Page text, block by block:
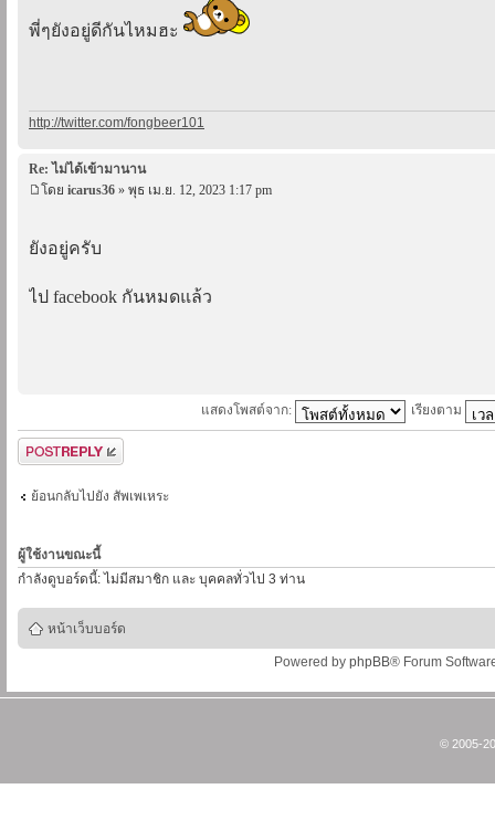
พี่ๆยังอยู่ดีกันไหมฮะ
http://twitter.com/fongbeer101
Re: ไม่ได้เข้ามานาน
โดย icarus36 » พุธ เม.ย. 12, 2023 1:17 pm
ยังอยู่ครับ
ไป facebook กันหมดแล้ว
แสดงโพสต์จาก: เรียงตาม
ตอบกระทู้
ย้อนกลับไปยัง สัพเพเหระ
ผู้ใช้งานขณะนี้
กำลังดูบอร์ดนี้: ไม่มีสมาชิก และ บุคคลทั่วไป 3 ท่าน
หน้าเว็บบอร์ด
Powered by phpBB® Forum
© 2005-